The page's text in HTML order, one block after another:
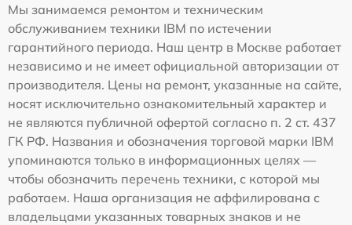
Мы занимаемся ремонтом и техническим
обслуживанием техники IBM по истечении
гарантийного периода. Наш центр в Москве работает
независимо и не имеет официальной авторизации от
производителя. Цены на ремонт, указанные на сайте,
носят исключительно ознакомительный характер и
не являются публичной офертой согласно п. 2 ст. 437
ГК РФ. Названия и обозначения торговой марки IBM
упоминаются только в информационных целях —
чтобы обозначить перечень техники, с которой мы
работаем. Наша организация не аффилирована с
владельцами указанных товарных знаков и не